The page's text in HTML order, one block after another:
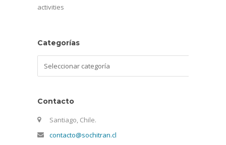
activities
Categorías
Contacto
Santiago, Chile.
contacto@sochitran.cl